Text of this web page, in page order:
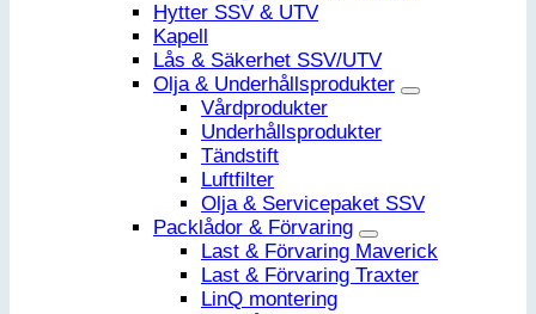
Hytter SSV & UTV
Kapell
Lås & Säkerhet SSV/UTV
Olja & Underhållsprodukter
Vårdprodukter
Underhållsprodukter
Tändstift
Luftfilter
Olja & Servicepaket SSV
Packlådor & Förvaring
Last & Förvaring Maverick
Last & Förvaring Traxter
LinQ montering